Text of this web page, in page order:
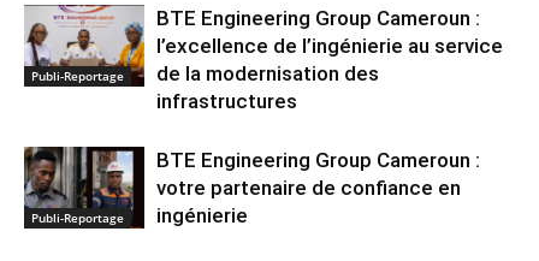
Publi-Reportage
BTE Engineering Group Cameroun :
l’excellence de l’ingénierie au service
de la modernisation des
infrastructures
Publi-Reportage
BTE Engineering Group Cameroun :
votre partenaire de confiance en
ingénierie